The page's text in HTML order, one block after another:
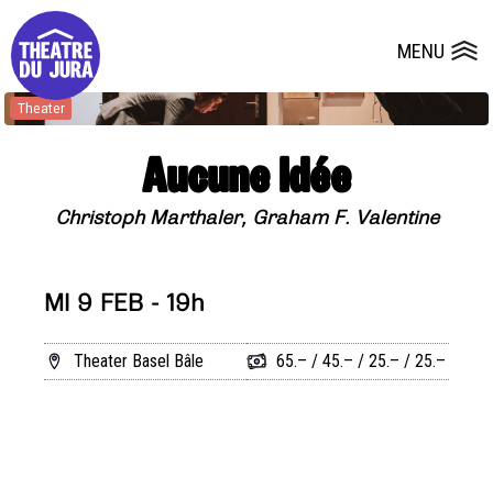
MENU
Presse Dépôts de dossiers
Theater
Aucune Idée
Christoph Marthaler, Graham F. Valentine
MI 9 FEB - 19h
Theater Basel Bâle 65.– / 45.– / 25.– / 25.–